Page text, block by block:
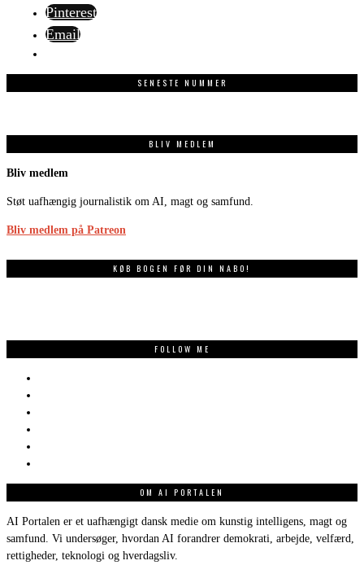
Pinterest
Email
SENESTE NUMMER
BLIV MEDLEM
Bliv medlem
Støt uafhængig journalistik om AI, magt og samfund.
Bliv medlem på Patreon
KØB BOGEN FØR DIN NABO!
FOLLOW ME
OM AI PORTALEN
AI Portalen er et uafhængigt dansk medie om kunstig intelligens, magt og
samfund. Vi undersøger, hvordan AI forandrer demokrati, arbejde, velfærd,
rettigheder, teknologi og hverdagsliv.